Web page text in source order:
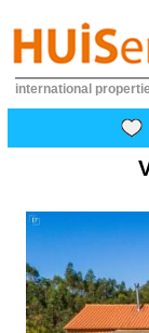
international